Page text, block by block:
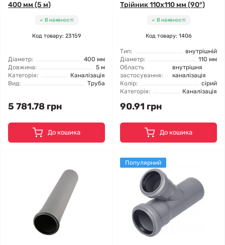
400 мм (5 м)
В наявності
Код товару: 23159
Діаметр:
400 мм
Довжина:
5 м
Категорія:
Каналізація
Вид:
Труба
5 781.78 грн
До кошика
Трійник 110x110 мм (90°)
В наявності
Код товару: 1406
Тип:
внутрішній
Діаметр:
110 мм
Область
застосування:
внутрішня
каналізація
Колір:
сірий
Категорія:
Каналізація
90.91 грн
До кошика
Популярний